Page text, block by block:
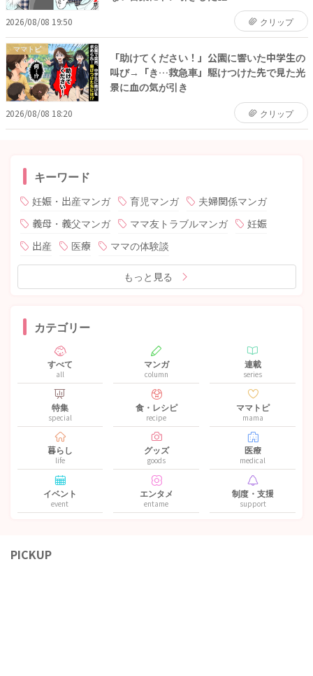
2026/08/08 19:50 クリップ
ママトピ
「助けてください！」公園に響いた中学生の
叫び→「き…救急車」駆けつけた先で見た光
景に血の気が引き
2026/08/08 18:20 クリップ
キーワード
妊娠・出産マンガ 育児マンガ
夫婦関係マンガ
義母・義父マンガ
ママ友トラブルマンガ
妊娠
出産
医療 ママの体験談
もっと見る
カテゴリー
すべて
all
マンガ
column
連載
series
特集
special
食・レシピ
recipe
ママトピ
mama
暮らし
life
グッズ
goods
医療
medical
イベント
event
エンタメ
entame
制度・支援
support
PICKUP